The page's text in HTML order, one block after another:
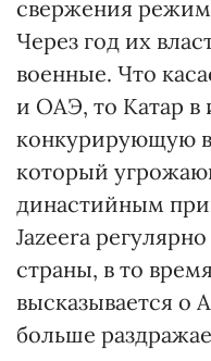
свержения
Через год их
военные. Что
и ОАЭ, то Катар в
конкурирующую
который
династийным
Jazeera
страны, в то
высказывается о
больше